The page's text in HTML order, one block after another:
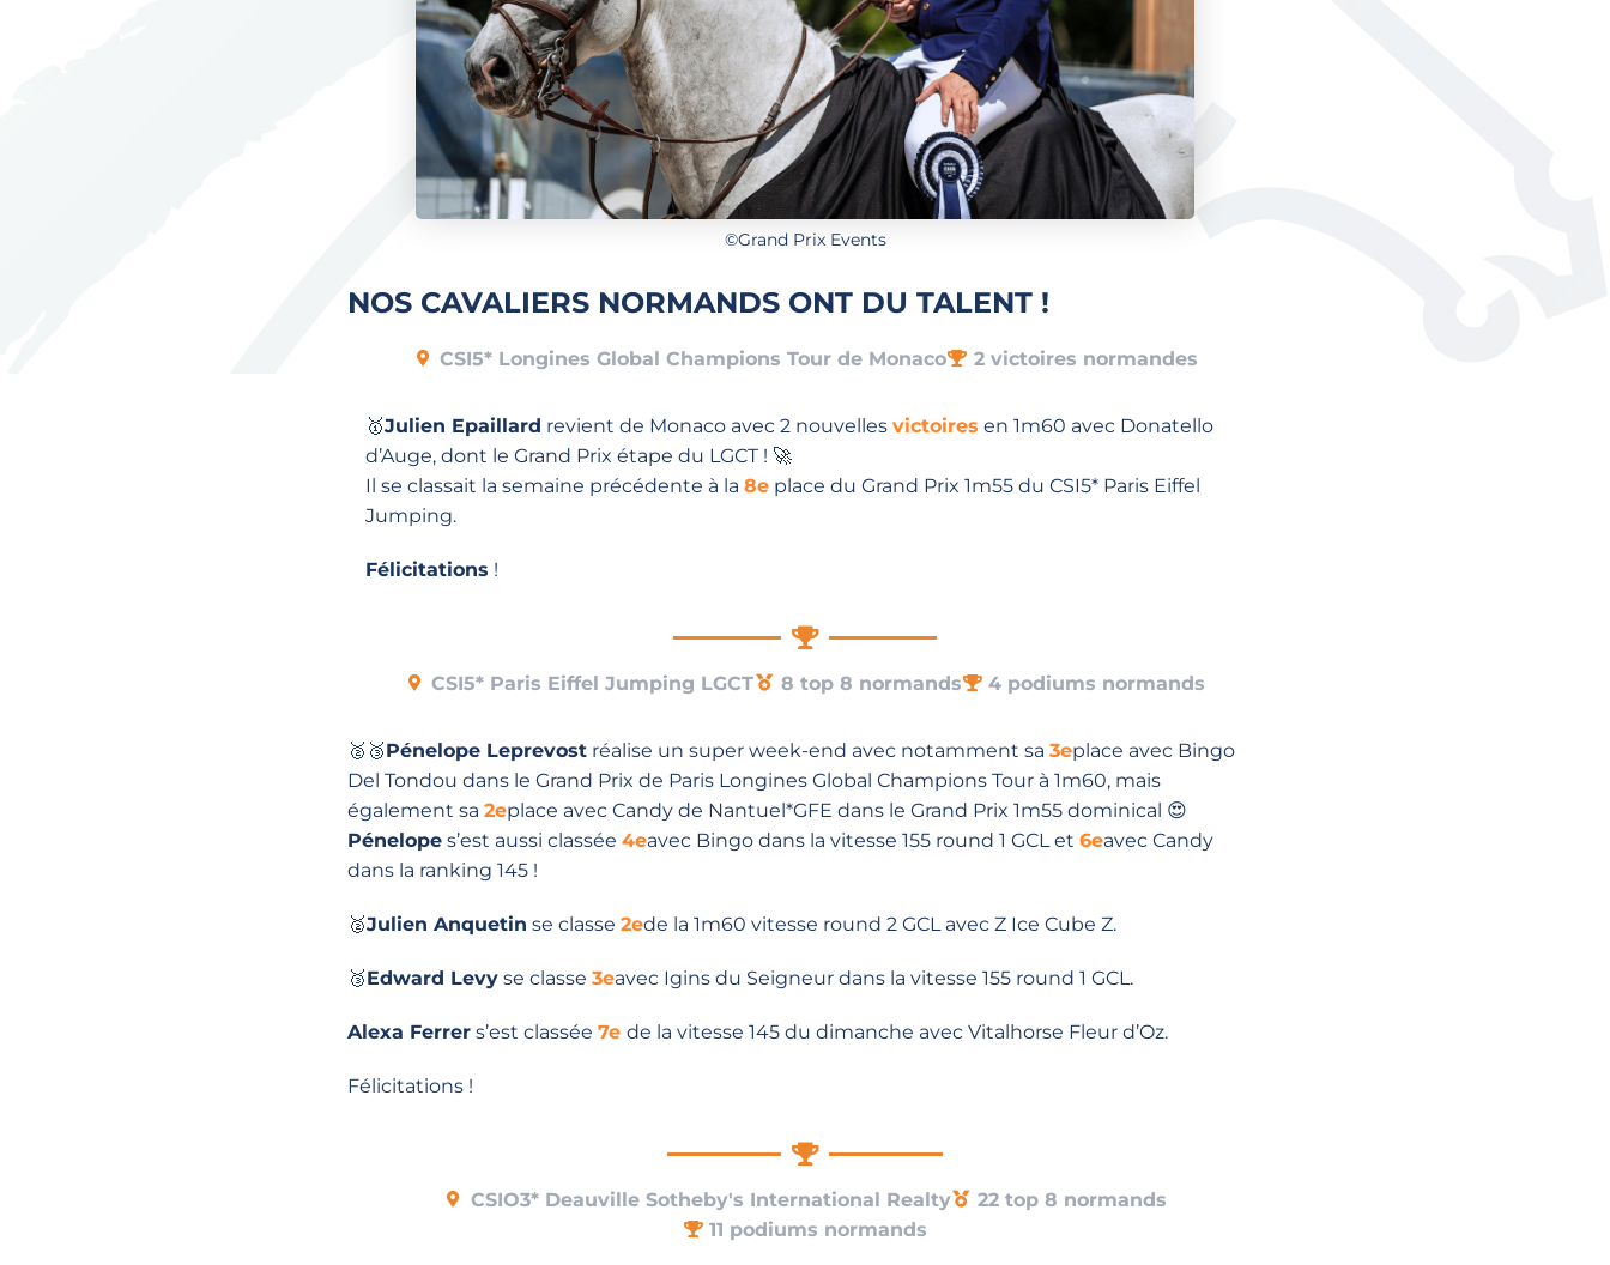
©Grand Prix Events
NOS CAVALIERS NORMANDS ONT DU TALENT !
CSI5* Longines Global Champions Tour de Monaco 2 victoires normandes
🥇Julien Epaillard revient de Monaco avec 2 nouvelles victoires en 1m60 avec Donatello
d’Auge, dont le Grand Prix étape du LGCT ! 🚀
Il se classait la semaine précédente à la 8e place du Grand Prix 1m55 du CSI5* Paris Eiffel
Jumping.
Félicitations !
CSI5* Paris Eiffel Jumping LGCT 8 top 8 normands 4 podiums normands
🥈🥉Pénelope Leprevostréalise un super week-end avec notamment sa 3eplace avec Bingo
Del Tondou dans le Grand Prix de Paris Longines Global Champions Tour à 1m60, mais
également sa 2eplace avec Candy de Nantuel*GFE dans le Grand Prix 1m55 dominical 😍
Pénelopes’est aussi classée 4eavec Bingo dans la vitesse 155 round 1 GCL et 6eavec Candy
dans la ranking 145 !
🥈Julien Anquetin se classe 2ede la 1m60 vitesse round 2 GCL avec Z Ice Cube Z.
🥉Edward Levyse classe 3eavec Igins du Seigneur dans la vitesse 155 round 1 GCL.
Alexa Ferrers’est classée 7e de la vitesse 145 du dimanche avec Vitalhorse Fleur d’Oz.
Félicitations !
CSIO3* Deauville Sotheby's International Realty
22 top 8 normands
11 podiums normands